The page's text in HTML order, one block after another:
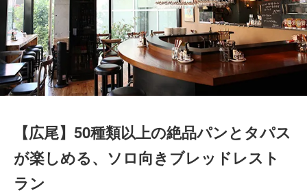
【広尾】50種類以上の絶品パンとタパス
が楽しめる、ソロ向きブレッドレスト
ラン